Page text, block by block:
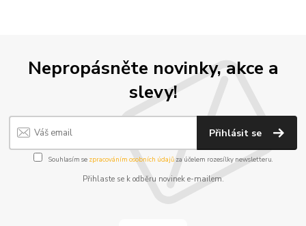
Nepropásněte novinky, akce a
slevy!
Přihlásit se
Souhlasím se zpracováním osobních údajůza účelem rozesílky newsletteru.
Přihlaste se k odběru novinek e-mailem.